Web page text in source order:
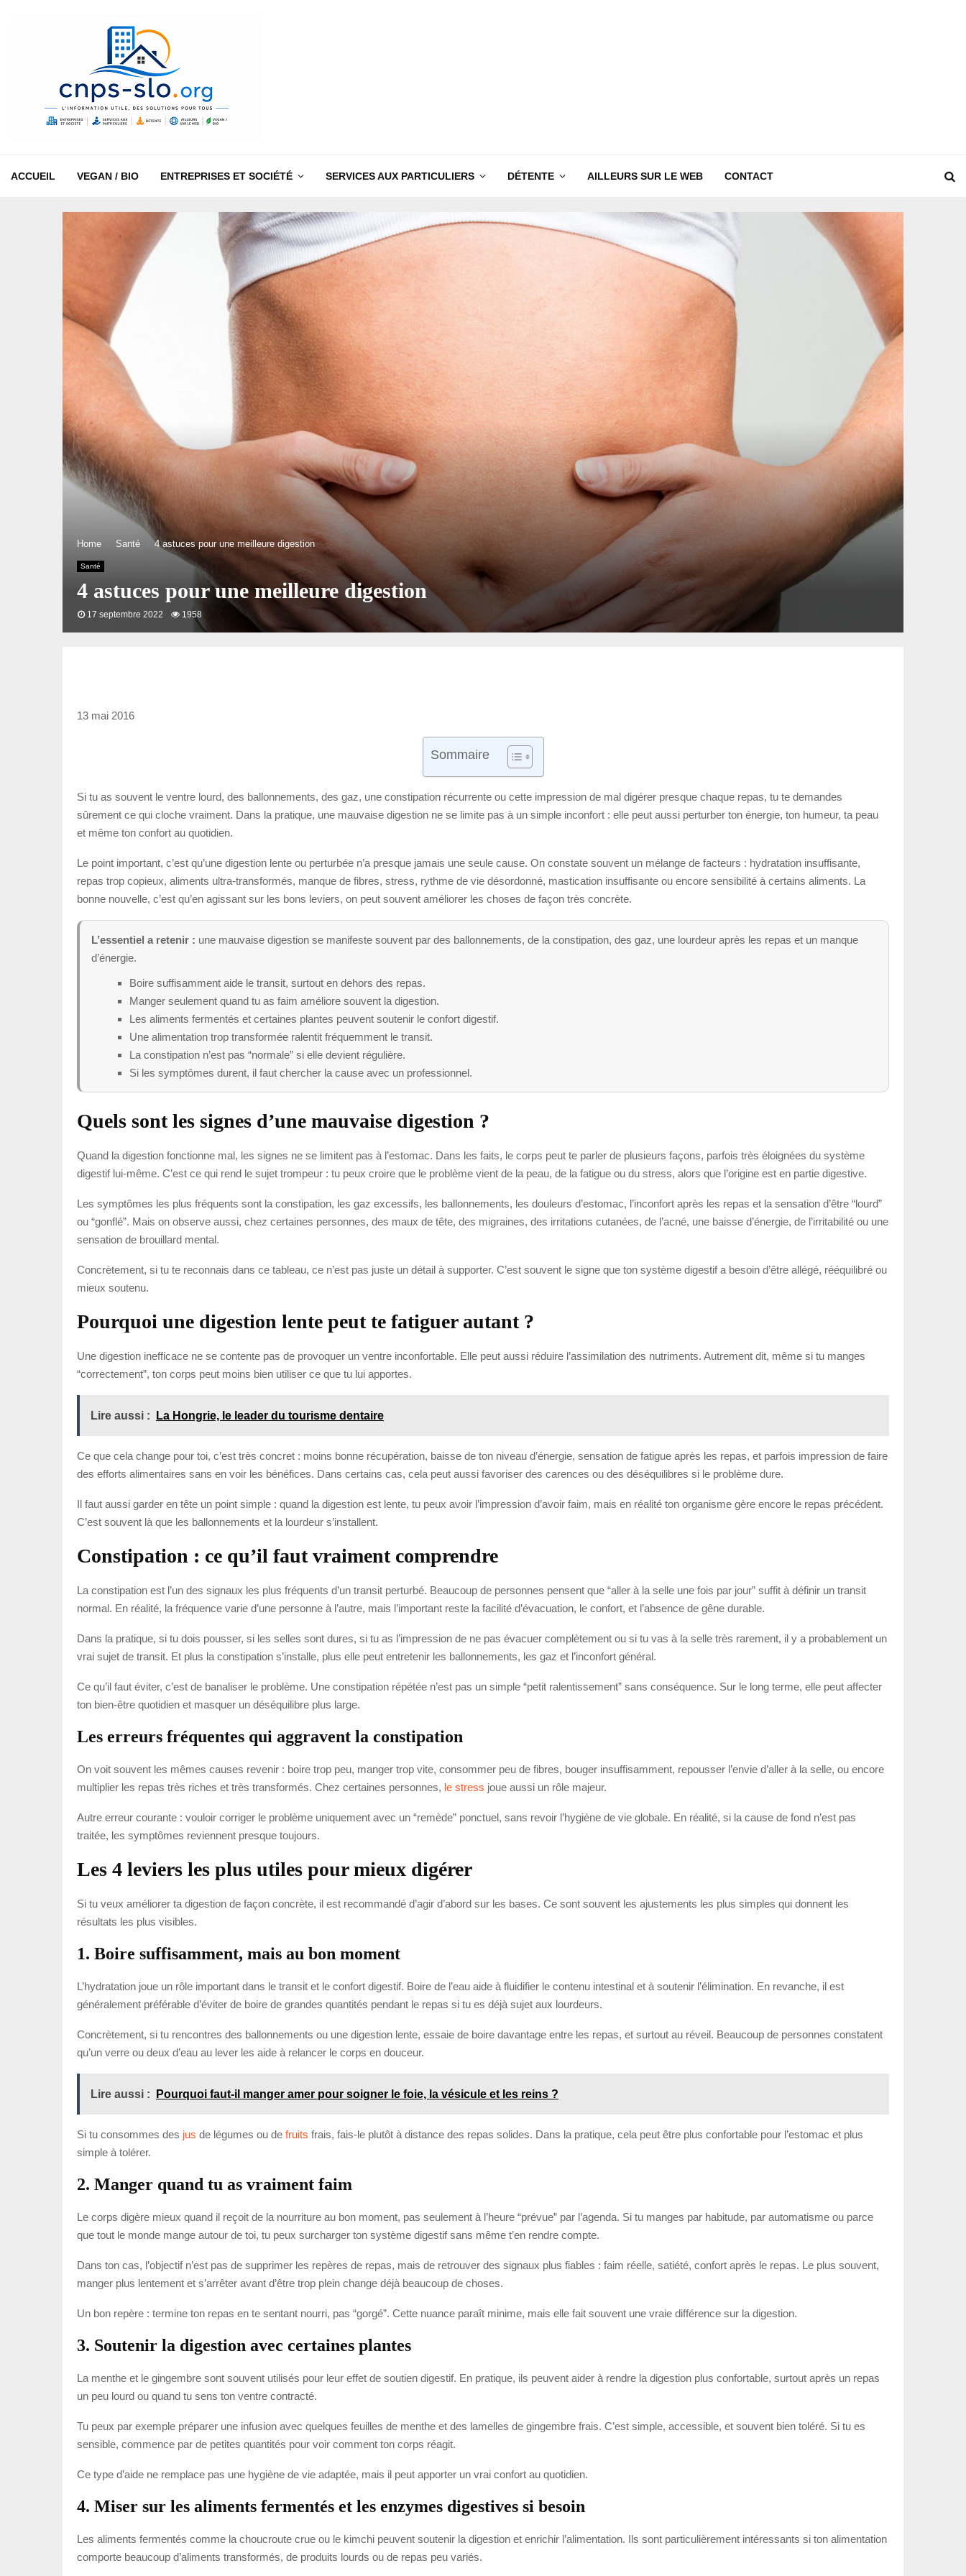
ACCUEIL VEGAN / BIO ENTREPRISES ET SOCIÉTÉ SERVICES AUX PARTICULIERS DÉTENTE AILLEURS SUR LE WEB CONTACT
Home Santé 4 astuces pour une meilleure digestion
Santé
4 astuces pour une meilleure digestion
17 septembre 2022 1958
13 mai 2016
Sommaire
Si tu as souvent le ventre lourd, des ballonnements, des gaz, une constipation récurrente ou cette impression de mal digérer presque chaque repas, tu te demandes
sûrement ce qui cloche vraiment. Dans la pratique, une mauvaise digestion ne se limite pas à un simple inconfort : elle peut aussi perturber ton énergie, ton humeur, ta peau
et même ton confort au quotidien.
Le point important, c’est qu’une digestion lente ou perturbée n’a presque jamais une seule cause. On constate souvent un mélange de facteurs : hydratation insuffisante,
repas trop copieux, aliments ultra-transformés, manque de fibres, stress, rythme de vie désordonné, mastication insuffisante ou encore sensibilité à certains aliments. La
bonne nouvelle, c’est qu’en agissant sur les bons leviers, on peut souvent améliorer les choses de façon très concrète.
L’essentiel a retenir : une mauvaise digestion se manifeste souvent par des ballonnements, de la constipation, des gaz, une lourdeur après les repas et un manque
d’énergie.
Boire suffisamment aide le transit, surtout en dehors des repas.
Manger seulement quand tu as faim améliore souvent la digestion.
Les aliments fermentés et certaines plantes peuvent soutenir le confort digestif.
Une alimentation trop transformée ralentit fréquemment le transit.
La constipation n’est pas “normale” si elle devient régulière.
Si les symptômes durent, il faut chercher la cause avec un professionnel.
Quels sont les signes d’une mauvaise digestion ?
Quand la digestion fonctionne mal, les signes ne se limitent pas à l’estomac. Dans les faits, le corps peut te parler de plusieurs façons, parfois très éloignées du système
digestif lui-même. C’est ce qui rend le sujet trompeur : tu peux croire que le problème vient de la peau, de la fatigue ou du stress, alors que l’origine est en partie digestive.
Les symptômes les plus fréquents sont la constipation, les gaz excessifs, les ballonnements, les douleurs d’estomac, l’inconfort après les repas et la sensation d’être “lourd”
ou “gonflé”. Mais on observe aussi, chez certaines personnes, des maux de tête, des migraines, des irritations cutanées, de l’acné, une baisse d’énergie, de l’irritabilité ou une
sensation de brouillard mental.
Concrètement, si tu te reconnais dans ce tableau, ce n’est pas juste un détail à supporter. C’est souvent le signe que ton système digestif a besoin d’être allégé, rééquilibré ou
mieux soutenu.
Pourquoi une digestion lente peut te fatiguer autant ?
Une digestion inefficace ne se contente pas de provoquer un ventre inconfortable. Elle peut aussi réduire l’assimilation des nutriments. Autrement dit, même si tu manges
“correctement”, ton corps peut moins bien utiliser ce que tu lui apportes.
Lire aussi : La Hongrie, le leader du tourisme dentaire
Ce que cela change pour toi, c’est très concret : moins bonne récupération, baisse de ton niveau d’énergie, sensation de fatigue après les repas, et parfois impression de faire
des efforts alimentaires sans en voir les bénéfices. Dans certains cas, cela peut aussi favoriser des carences ou des déséquilibres si le problème dure.
Il faut aussi garder en tête un point simple : quand la digestion est lente, tu peux avoir l’impression d’avoir faim, mais en réalité ton organisme gère encore le repas précédent.
C’est souvent là que les ballonnements et la lourdeur s’installent.
Constipation : ce qu’il faut vraiment comprendre
La constipation est l’un des signaux les plus fréquents d’un transit perturbé. Beaucoup de personnes pensent que “aller à la selle une fois par jour” suffit à définir un transit
normal. En réalité, la fréquence varie d’une personne à l’autre, mais l’important reste la facilité d’évacuation, le confort, et l’absence de gêne durable.
Dans la pratique, si tu dois pousser, si les selles sont dures, si tu as l’impression de ne pas évacuer complètement ou si tu vas à la selle très rarement, il y a probablement un
vrai sujet de transit. Et plus la constipation s’installe, plus elle peut entretenir les ballonnements, les gaz et l’inconfort général.
Ce qu’il faut éviter, c’est de banaliser le problème. Une constipation répétée n’est pas un simple “petit ralentissement” sans conséquence. Sur le long terme, elle peut affecter
ton bien-être quotidien et masquer un déséquilibre plus large.
Les erreurs fréquentes qui aggravent la constipation
On voit souvent les mêmes causes revenir : boire trop peu, manger trop vite, consommer peu de fibres, bouger insuffisamment, repousser l’envie d’aller à la selle, ou encore
multiplier les repas très riches et très transformés. Chez certaines personnes, le stress joue aussi un rôle majeur.
Autre erreur courante : vouloir corriger le problème uniquement avec un “remède” ponctuel, sans revoir l’hygiène de vie globale. En réalité, si la cause de fond n’est pas
traitée, les symptômes reviennent presque toujours.
Les 4 leviers les plus utiles pour mieux digérer
Si tu veux améliorer ta digestion de façon concrète, il est recommandé d’agir d’abord sur les bases. Ce sont souvent les ajustements les plus simples qui donnent les
résultats les plus visibles.
1. Boire suffisamment, mais au bon moment
L’hydratation joue un rôle important dans le transit et le confort digestif. Boire de l’eau aide à fluidifier le contenu intestinal et à soutenir l’élimination. En revanche, il est
généralement préférable d’éviter de boire de grandes quantités pendant le repas si tu es déjà sujet aux lourdeurs.
Concrètement, si tu rencontres des ballonnements ou une digestion lente, essaie de boire davantage entre les repas, et surtout au réveil. Beaucoup de personnes constatent
qu’un verre ou deux d’eau au lever les aide à relancer le corps en douceur.
Lire aussi : Pourquoi faut-il manger amer pour soigner le foie, la vésicule et les reins ?
Si tu consommes des jus de légumes ou de fruits frais, fais-le plutôt à distance des repas solides. Dans la pratique, cela peut être plus confortable pour l’estomac et plus
simple à tolérer.
2. Manger quand tu as vraiment faim
Le corps digère mieux quand il reçoit de la nourriture au bon moment, pas seulement à l’heure “prévue” par l’agenda. Si tu manges par habitude, par automatisme ou parce
que tout le monde mange autour de toi, tu peux surcharger ton système digestif sans même t’en rendre compte.
Dans ton cas, l’objectif n’est pas de supprimer les repères de repas, mais de retrouver des signaux plus fiables : faim réelle, satiété, confort après le repas. Le plus souvent,
manger plus lentement et s’arrêter avant d’être trop plein change déjà beaucoup de choses.
Un bon repère : termine ton repas en te sentant nourri, pas “gorgé”. Cette nuance paraît minime, mais elle fait souvent une vraie différence sur la digestion.
3. Soutenir la digestion avec certaines plantes
La menthe et le gingembre sont souvent utilisés pour leur effet de soutien digestif. En pratique, ils peuvent aider à rendre la digestion plus confortable, surtout après un repas
un peu lourd ou quand tu sens ton ventre contracté.
Tu peux par exemple préparer une infusion avec quelques feuilles de menthe et des lamelles de gingembre frais. C’est simple, accessible, et souvent bien toléré. Si tu es
sensible, commence par de petites quantités pour voir comment ton corps réagit.
Ce type d’aide ne remplace pas une hygiène de vie adaptée, mais il peut apporter un vrai confort au quotidien.
4. Miser sur les aliments fermentés et les enzymes digestives si besoin
Les aliments fermentés comme la choucroute crue ou le kimchi peuvent soutenir la digestion et enrichir l’alimentation. Ils sont particulièrement intéressants si ton alimentation
comporte beaucoup d’aliments transformés, de produits lourds ou de repas peu variés.